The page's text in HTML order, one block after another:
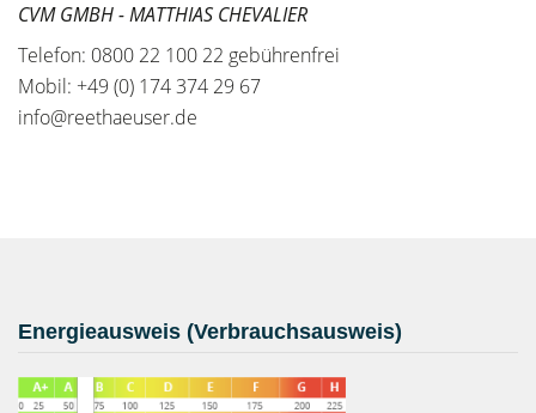
CVM GMBH - MATTHIAS CHEVALIER
Telefon: 0800 22 100 22 gebührenfrei
Mobil: +49 (0) 174 374 29 67
info@reethaeuser.de
Energieausweis (Verbrauchsausweis)